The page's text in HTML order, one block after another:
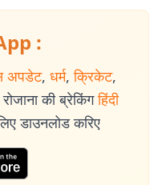
:
अपडेट, धर्म, क्रिकेट,
की ब्रेकिंग हिंदी
डाउनलोड करिए